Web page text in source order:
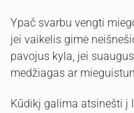
Ypač svarbu vengti
jei vaikelis gimė
pavojus kyla, jei
medžiagas ar
Kūdikį galima atsinešti į